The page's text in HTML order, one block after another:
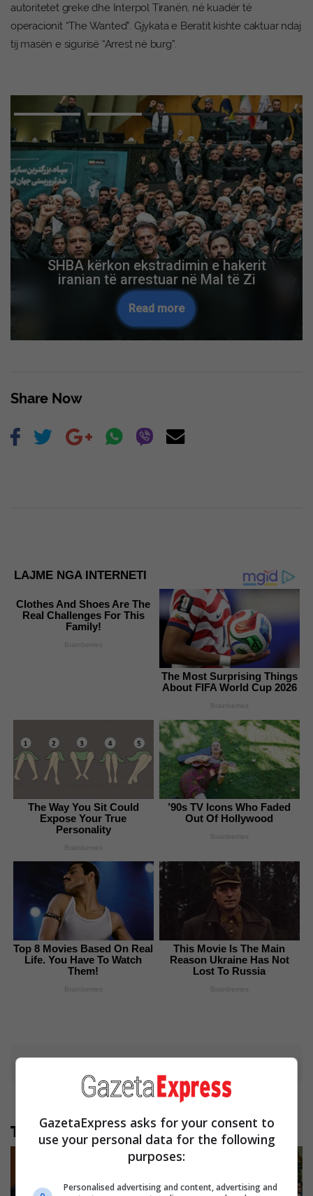
autoritetet greke dhe Interpol Tiranën, në kuadër të
operacionit “The Wanted”. Gjykata e Beratit kishte caktuar ndaj
tij masën e sigurisë “Arrest në burg”.
SHBA kërkon ekstradimin e hakerit
iranian të arrestuar në Mal të Zi
Read more
Share Now
LAJME NGA INTERNETI
Clothes And Shoes Are The
Real Challenges For This
Family!
Brainberries
The Most Surprising Things
About FIFA World Cup 2026
Brainberries
The Way You Sit Could
Expose Your True
Personality
Brainberries
’90s TV Icons Who Faded
Out Of Hollywood
Brainberries
Top 8 Movies Based On Real
Life. You Have To Watch
Them!
Brainberries
This Movie Is The Main
Reason Ukraine Has Not
Lost To Russia
Brainberries
Të tjera nga rubrika
GazetaExpress asks for your consent to
use your personal data for the following
purposes:
Personalised advertising and content, advertising and